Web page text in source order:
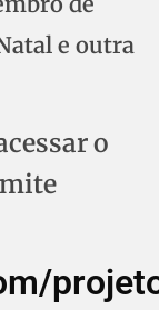
e outra
o